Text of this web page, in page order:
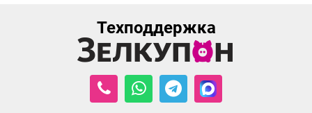
Техподдержка